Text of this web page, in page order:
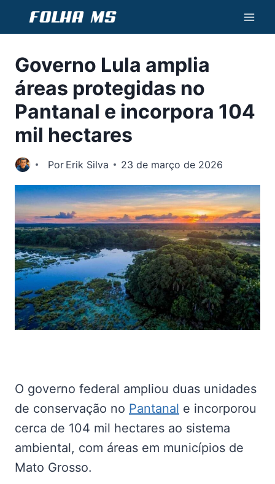
Conteúdo
Governo Lula amplia
áreas protegidas no
Pantanal e incorpora 104
mil hectares
Por Erik Silva 23 de março de 2026
O governo federal ampliou duas unidades
de conservação no Pantanal e incorporou
cerca de 104 mil hectares ao sistema
ambiental, com áreas em municípios de
Mato Grosso.